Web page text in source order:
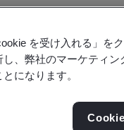
、組織の将来性
を受け入れる」を
し、弊社のマーケティ
になります。